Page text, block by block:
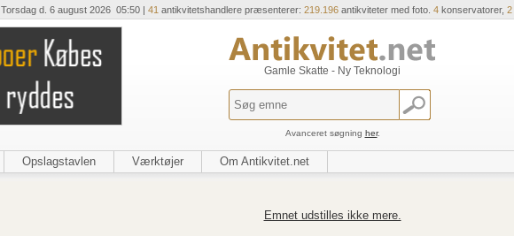
Torsdag d. 6 august 2026 05:50 | 41 antikvitetshandlere præsenterer: 219.196 antikviteter med foto. 4 konservatorer, 2
Gamle Skatte - Ny Teknologi
Avanceret søgning her.
Opslagstavlen Værktøjer Om Antikvitet.net
Emnet udstilles ikke mere.